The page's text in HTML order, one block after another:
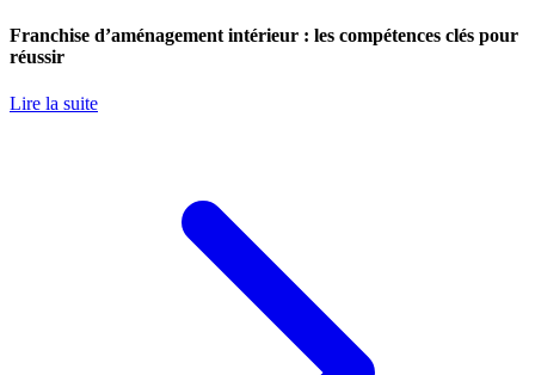
Franchise d’aménagement intérieur : les compétences clés pour
réussir
Lire la suite